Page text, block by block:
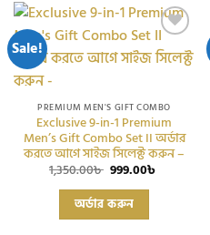
Sale! Add to
wishlist
PREMIUM MEN'S GIFT COMBO
Exclusive 9-in-1 Premium
Men’s Gift Combo Set II অর্ডার
করতে আগে সাইজ সিলেক্ট করুন –
1,350.00৳ Original
was:
1,350.00৳ .
999.00৳
অর্ডার করুন
This
has